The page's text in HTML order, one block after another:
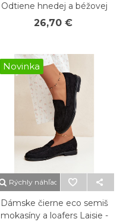
Odtiene hnedej a béžovej
26,70 €
Novinka
Rýchly náhľad
Dámske čierne eco semiš
mokasíny a loafers Laisie -